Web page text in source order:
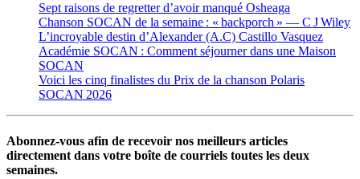
Sept raisons de regretter d’avoir manqué Osheaga
Chanson SOCAN de la semaine : « backporch » — C J Wiley
L’incroyable destin d’Alexander (A.C) Castillo Vasquez
Académie SOCAN : Comment séjourner dans une Maison
SOCAN
Voici les cinq finalistes du Prix de la chanson Polaris
SOCAN 2026
Abonnez-vous afin de recevoir nos meilleurs articles
directement dans votre boîte de courriels toutes les deux
semaines.